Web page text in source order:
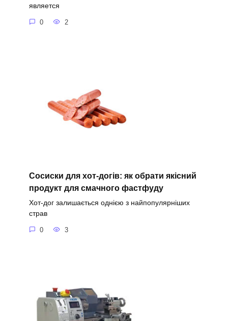
является
0 2
Сосиски для хот-догів: як обрати якісний
продукт для смачного фастфуду
Хот-дог залишається однією з найпопулярніших
страв
0 3